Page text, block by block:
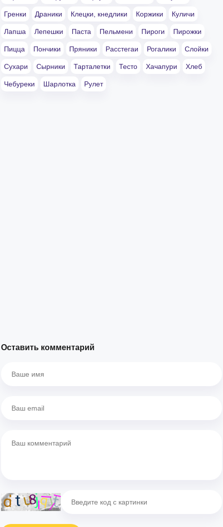
Гренки Драники Клецки, кнедлики Коржики Куличи
Лапша Лепешки Паста Пельмени Пироги Пирожки
Пицца Пончики Пряники Расстегаи Рогалики Слойки
Сухари Сырники Тарталетки Тесто Хачапури Хлеб
Чебуреки Шарлотка Рулет
Оставить комментарий